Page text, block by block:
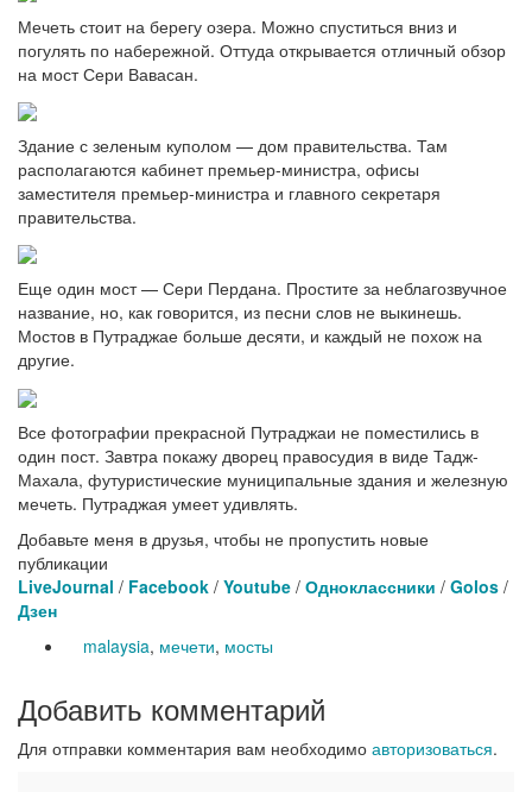
Мечеть стоит на берегу озера. Можно спуститься вниз и
погулять по набережной. Оттуда открывается отличный обзор
на мост Сери Вавасан.
Здание с зеленым куполом — дом правительства. Там
располагаются кабинет премьер-министра, офисы
заместителя премьер-министра и главного секретаря
правительства.
Еще один мост — Сери Пердана. Простите за неблагозвучное
название, но, как говорится, из песни слов не выкинешь.
Мостов в Путраджае больше десяти, и каждый не похож на
другие.
Все фотографии прекрасной Путраджаи не поместились в
один пост. Завтра покажу дворец правосудия в виде Тадж-
Махала, футуристические муниципальные здания и железную
мечеть. Путраджая умеет удивлять.
Добавьте меня в друзья, чтобы не пропустить новые
публикации
LiveJournal / Facebook / Youtube / Одноклассники / Golos /
Дзен
malaysia, мечети, мосты
Добавить комментарий
Для отправки комментария вам необходимо авторизоваться.